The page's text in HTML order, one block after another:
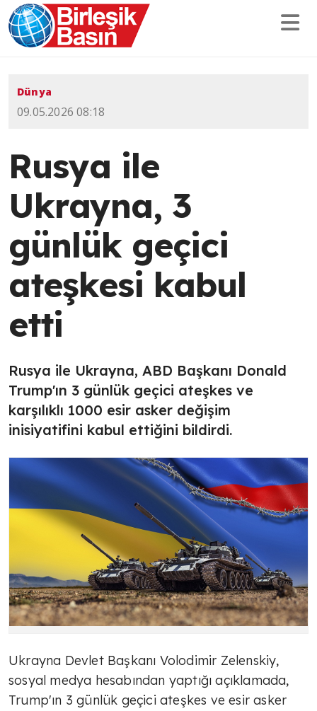
Dünya
09.05.2026 08:18
Rusya ile
Ukrayna, 3
günlük geçici
ateşkesi kabul
etti
Rusya ile Ukrayna, ABD Başkanı Donald
Trump'ın 3 günlük geçici ateşkes ve
karşılıklı 1000 esir asker değişim
inisiyatifini kabul ettiğini bildirdi.
Ukrayna Devlet Başkanı Volodimir Zelenskiy,
sosyal medya hesabından yaptığı açıklamada,
Trump'ın 3 günlük geçici ateşkes ve esir asker